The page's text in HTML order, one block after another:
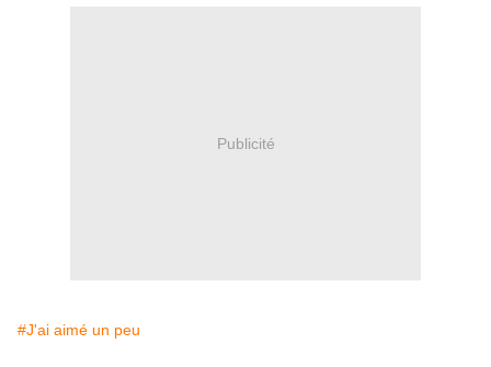
Publicité
#J'ai aimé un peu